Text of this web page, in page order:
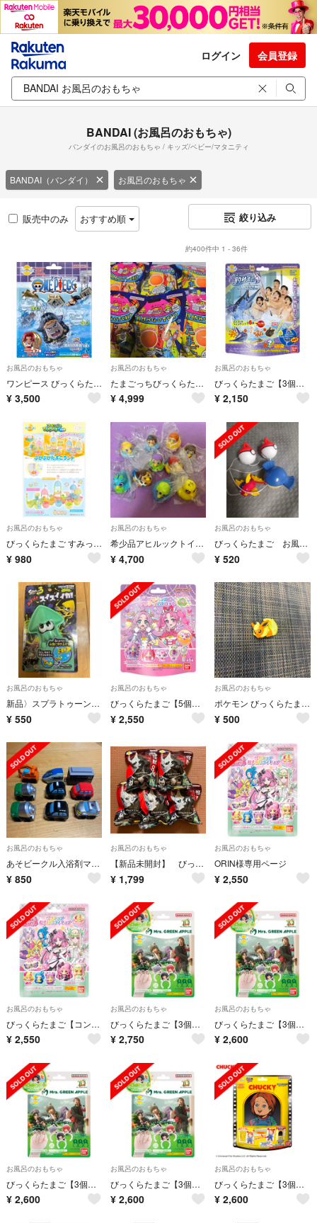
ログイン 会員登録
BANDAI (お風呂のおもちゃ)
バンダイのお風呂のおもちゃ / キッズ/ベビー/マタニティ
BANDAI（バンダイ） お風呂のおもちゃ
販売中のみ おすすめ順 絞り込み
約400件中 1 - 36件
お風呂のおもちゃ
ワンピース びっくらたまご vol.4 マスコット入り入浴剤 7個セット 訳あり
¥ 3,500
お風呂のおもちゃ
たまごっちびっくらたまご6個セット
¥ 4,999
お風呂のおもちゃ
びっくらたまご【3個】Doteneおふろ釣りボムProduced
¥ 2,150
お風呂のおもちゃ
びっくらたまご すみっコぐらし ぷかぷかたまごランド ぷかぷかブランコセット
¥ 980
お風呂のおもちゃ
希少品アヒルックトイストーリー4全10種フルコンプリートディズニーアヒル隊長風呂
¥ 4,700
お風呂のおもちゃ
びっくらたまご お風呂でポケモンつり フィギュアのみ
¥ 520
お風呂のおもちゃ
新品〉スプラトゥーン3 およげスイスイイカ
¥ 550
お風呂のおもちゃ
びっくらたまご【5個】名探偵プリキュア！プリキュアプリティマスコット
¥ 2,550
お風呂のおもちゃ
ポケモン びっくらたまご ブースター フィギュア 入浴剤
¥ 500
お風呂のおもちゃ
あそビークル入浴剤マスコット8点＋おまけ
¥ 850
お風呂のおもちゃ
【新品未開封】 びっくらたまご 怪獣8号 ころんとマスコット × 5個
¥ 1,799
お風呂のおもちゃ
ORIN様専用ページ
¥ 2,550
お風呂のおもちゃ
びっくらたまご【コンプセット】キミとアイドルプリキュア♪プリキュアおすわり
¥ 2,550
お風呂のおもちゃ
びっくらたまご【3個】Mrs. GREEN APPLE
¥ 2,750
お風呂のおもちゃ
びっくらたまご【3個】Mrs. GREEN APPLE
¥ 2,600
お風呂のおもちゃ
びっくらたまご【3個】Mrs. GREEN APPLE
¥ 2,600
お風呂のおもちゃ
びっくらたまご【3個】Mrs. GREEN APPLE
¥ 2,600
お風呂のおもちゃ
びっくらたまご【3個】お風呂シアター CHUCKY
¥ 2,600